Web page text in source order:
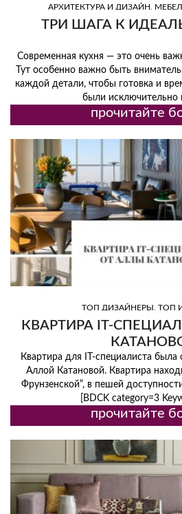
АРХИТЕКТУРА И ДИЗАЙН
ТРИ ШАГА К
Современная кухня — это очень
Тут особенно важно быть
каждой детали, чтобы готовка и
были исключительно
прочитайте
ТОП ДИЗАЙНЕРЫ , ТОП
КВАРТИРА IT-
Квартира для IT-специалиста
Аллой Катановой. Квартира
Фрунзенской”, в пешей
[BDCK category=3
прочитайте